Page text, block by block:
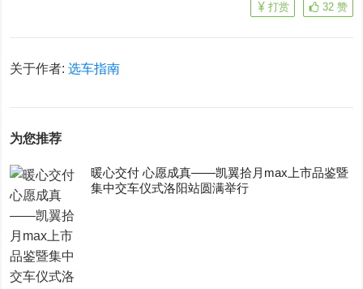
32 赞
打赏
关于作者:选车指南
为您推荐
暖心交付 心愿成真——凯翼拾月max上市品鉴暨
集中交车仪式洛阳站圆满举行